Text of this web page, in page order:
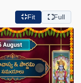
Fit Full